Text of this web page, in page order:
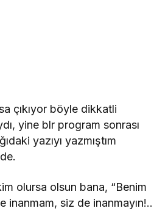
çıkıyor böyle dikkatli
yine blr program sonrası
yazıyı yazmıştım
olursa olsun bana, “Benim
inanmam, siz de inanmayın!..